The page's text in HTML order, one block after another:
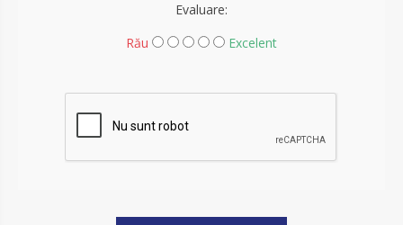
Evaluare:
Rău
Excelent